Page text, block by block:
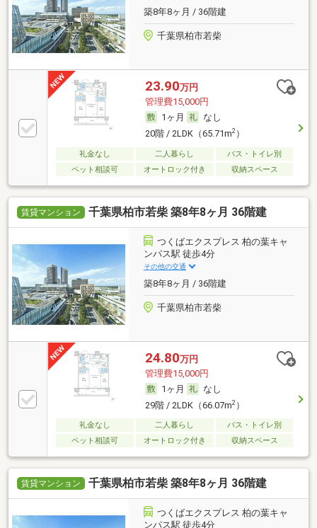
築8年8ヶ月 / 36階建
千葉県柏市若柴
23.90万円
管理費15,000円
1ヶ月
なし
20階 / 2LDK（65.71m2）
礼金なし 二人暮らし
バス・トイレ別
ペット相談可
オートロック付き 収納スペース
賃貸マンション 千葉県柏市若柴 築8年8ヶ月 36階建
つくばエクスプレス 柏の葉キャ
ンパス駅 徒歩4分
その他の交通
築8年8ヶ月 / 36階建
千葉県柏市若柴
24.80万円
管理費15,000円
1ヶ月
なし
29階 / 2LDK（66.07m2）
礼金なし 二人暮らし
バス・トイレ別
ペット相談可
オートロック付き 収納スペース
賃貸マンション 千葉県柏市若柴 築8年8ヶ月 36階建
つくばエクスプレス 柏の葉キャ
ンパス駅 徒歩4分